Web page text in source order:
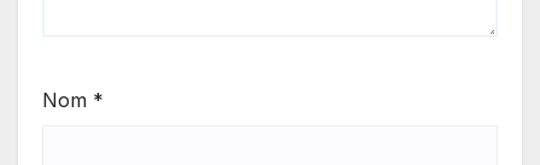
Nom *